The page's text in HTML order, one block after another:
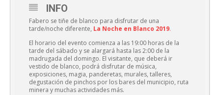
INFO
Fabero se tiñe de blanco para disfrutar de una
tarde/noche diferente, La Noche en Blanco 2019.
El horario del evento comienza a las 19:00 horas de la
tarde del sábado y se alargará hasta las 2:00 de la
madrugada del domingo. El visitante, que deberá ir
vestido de blanco, podrá disfrutar de música,
exposiciones, magia, panderetas, murales, talleres,
degustación de pinchos por los bares del municipio, ruta
minera y muchas actividades más.